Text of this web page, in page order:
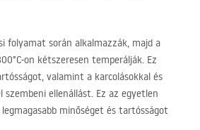
folyamat során alkalmazzák, majd a
on kétszeresen temperálják. Ez
valamint a karcolásokkal és
szembeni ellenállást. Ez az egyetlen
minőséget és tartósságot